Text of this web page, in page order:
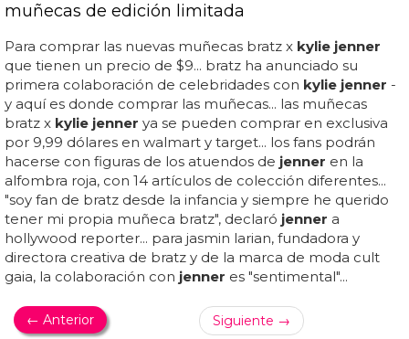
muñecas de edición limitada
Para comprar las nuevas muñecas bratz x kylie jenner
que tienen un precio de $9... bratz ha anunciado su
primera colaboración de celebridades con kylie jenner -
y aquí es donde comprar las muñecas... las muñecas
bratz x kylie jenner ya se pueden comprar en exclusiva
por 9,99 dólares en walmart y target... los fans podrán
hacerse con figuras de los atuendos de jenner en la
alfombra roja, con 14 artículos de colección diferentes...
"soy fan de bratz desde la infancia y siempre he querido
tener mi propia muñeca bratz", declaró jenner a
hollywood reporter... para jasmin larian, fundadora y
directora creativa de bratz y de la marca de moda cult
gaia, la colaboración con jenner es "sentimental"...
← Anterior Siguiente →